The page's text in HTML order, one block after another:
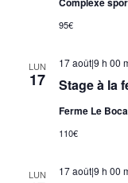
95€
LUN
17 Stage à la
17 août|9 h 00
Ferme Le Boca
110€
LUN 17 août|9 h 00